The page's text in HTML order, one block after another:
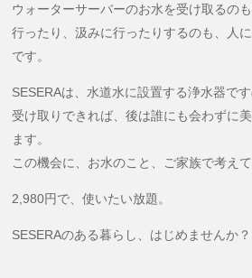
ウォーターサーバーのお水を受け取るの
行ったり、汲みに行ったりするのも、人
です。
SESERAは、水道水に設置する浄水器で
受け取りできれば、後は誰にも会わずに
ます。
この機会に、お水のこと、ご家族で考えて
2,980円で、使いたい放題。
SESERAのある暮らし、はじめませんか？